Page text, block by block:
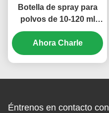
Botella de spray para
polvos de 10-120 ml
para dispensar talco en
botellas (MC-421)
Ahora Charle
Éntrenos en contacto con